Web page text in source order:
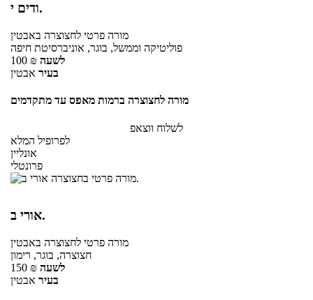
ודים י.
מורה פרטי לחצוצרה באבטין
פוליטיקה וממשל, בוגר, אוניברסיטת חיפה
100 ₪ לשעה
בעיר אבטין
מורה לחצוצרה ברמות מאפס עד מתקדמים
לשלוח ווצאפ
לפרופיל המלא
אונליין
פרונטלי
אורי ב.
מורה פרטי לחצוצרה באבטין
חצוצרה, בוגר, רימון
150 ₪ לשעה
בעיר אבטין